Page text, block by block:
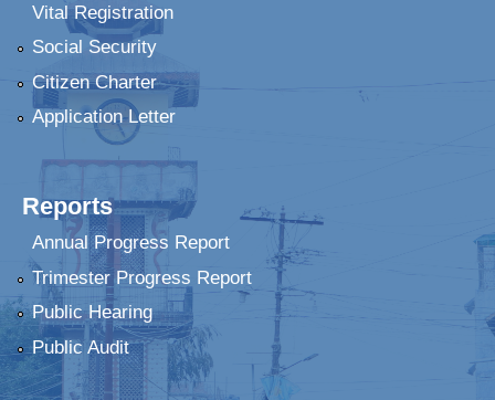
Vital Registration
Social Security
Citizen Charter
Application Letter
Reports
Annual Progress Report
Trimester Progress Report
Public Hearing
Public Audit